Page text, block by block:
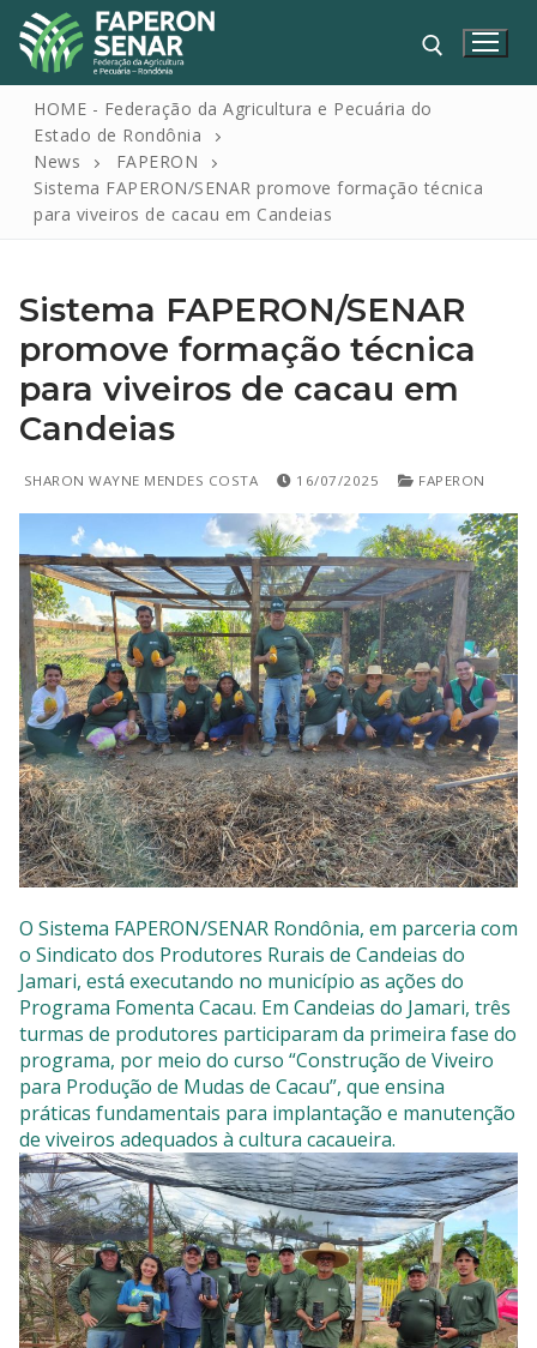
FAPERON
SENAR
SINDICATOS
IPAGRO
SISTEMAS
Chamados TI
Extranet
Lgpd
Gerador Senha
Solicitações LGPD
HOME - Federação da Agricultura e Pecuária do
Estado de Rondônia
News
FAPERON
Sistema FAPERON/SENAR promove formação técnica
para viveiros de cacau em Candeias
Sistema FAPERON/SENAR
promove formação técnica
para viveiros de cacau em
Candeias
SHARON WAYNE MENDES COSTA 16/07/2025 FAPERON
O Sistema FAPERON/SENAR Rondônia, em parceria com
o Sindicato dos Produtores Rurais de Candeias do
Jamari, está executando no município as ações do
Programa Fomenta Cacau. Em Candeias do Jamari, três
turmas de produtores participaram da primeira fase do
programa, por meio do curso “Construção de Viveiro
para Produção de Mudas de Cacau”, que ensina
práticas fundamentais para implantação e manutenção
de viveiros adequados à cultura cacaueira.